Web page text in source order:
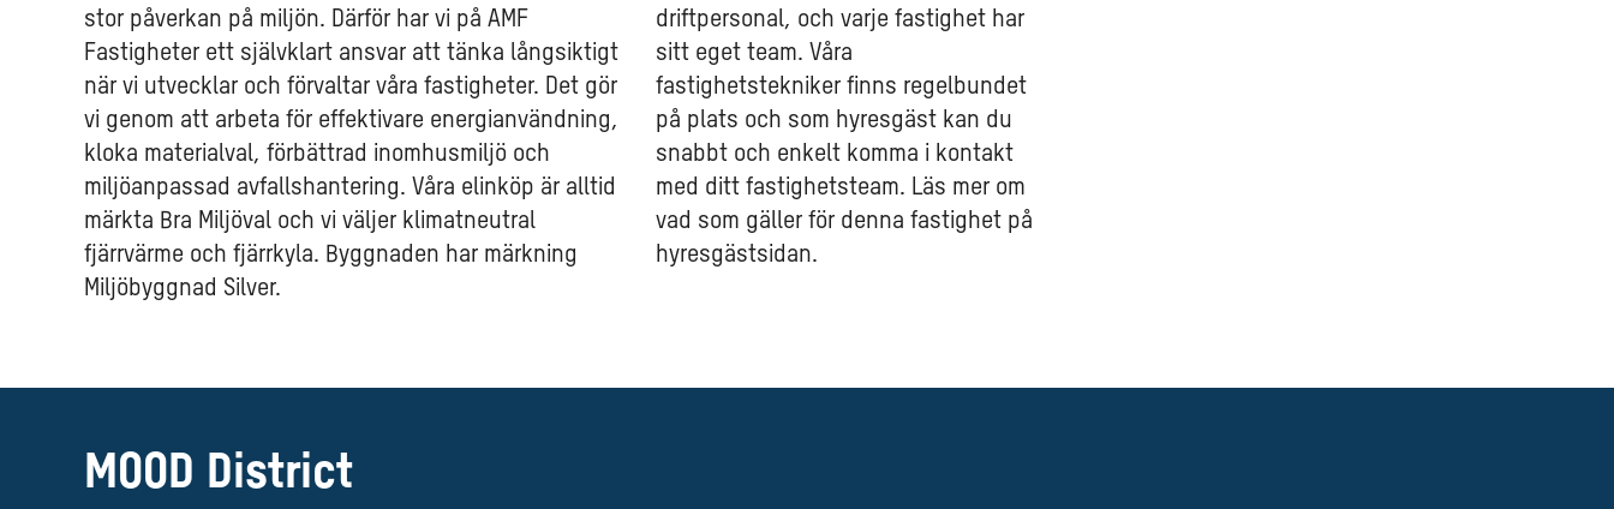
stor påverkan på miljön. Därför har vi på AMF
Fastigheter ett självklart ansvar att tänka långsiktigt
när vi utvecklar och förvaltar våra fastigheter. Det gör
vi genom att arbeta för effektivare energianvändning,
kloka materialval, förbättrad inomhusmiljö och
miljöanpassad avfallshantering. Våra elinköp är alltid
märkta Bra Miljöval och vi väljer klimatneutral
fjärrvärme och fjärrkyla. Byggnaden har märkning
Miljöbyggnad Silver.
driftpersonal, och varje fastighet har
sitt eget team. Våra
fastighetstekniker finns regelbundet
på plats och som hyresgäst kan du
snabbt och enkelt komma i kontakt
med ditt fastighetsteam. Läs mer om
vad som gäller för denna fastighet på
hyresgästsidan.
MOOD District